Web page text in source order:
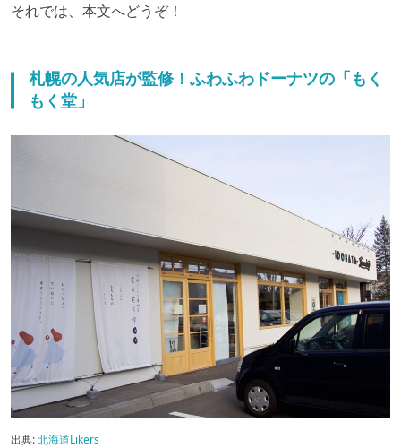
それでは、本文へどうぞ！
札幌の人気店が監修！ふわふわドーナツの「もく
もく堂」
出典:北海道Likers